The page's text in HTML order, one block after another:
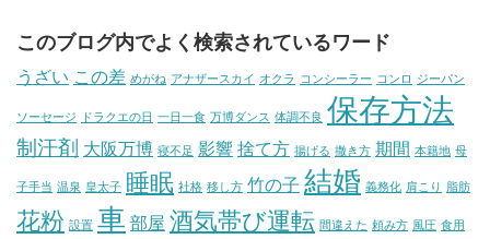
このブログ内でよく検索されているワード
うざい この差 めがね アナザースカイ オクラ コンシーラー コンロ ジーパン
ソーセージ ドラクエの日 一日一食 万博ダンス 体調不良 保存方法
制汗剤 大阪万博 寝不足 影響 捨て方 揚げる 撒き方 期間 本籍地 母
子手当 温泉 皇太子 睡眠 社格 移し方 竹の子 結婚 義務化 肩こり 脂肪
花粉 設置 車 部屋 酒気帯び運転 間違えた 頼み方 風圧 食用